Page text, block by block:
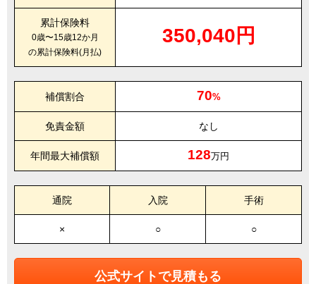
累計保険料
0歳〜15歳12か月
の累計保険料(月払)
350,040円
補償割合 70%
免責金額 なし
年間最大補償額 128万円
通院 入院 手術
× ○ ○
公式サイトで見積もる